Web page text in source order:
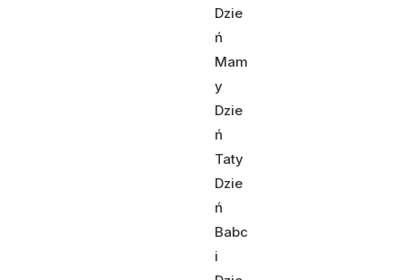
Dzie
ń
Mam
y
Dzie
ń
Taty
Dzie
ń
Babc
i